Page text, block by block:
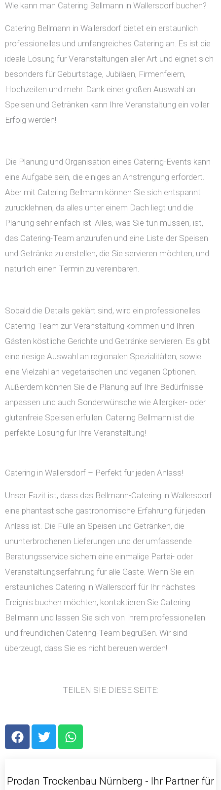
Wie kann man Catering Bellmann in Wallersdorf buchen?
Catering Bellmann in Wallersdorf bietet ein erstaunlich
professionelles und umfangreiches Catering an. Es ist die
ideale Lösung für Veranstaltungen aller Art und eignet sich
besonders für Geburtstage, Jubiläen, Firmenfeiern,
Hochzeiten und mehr. Dank einer großen Auswahl an
Speisen und Getränken kann Ihre Veranstaltung ein voller
Erfolg werden!
Die Planung und Organisation eines Catering-Events kann
eine Aufgabe sein, die einiges an Anstrengung erfordert.
Aber mit Catering Bellmann können Sie sich entspannt
zurücklehnen, da alles unter einem Dach liegt und die
Planung sehr einfach ist. Alles, was Sie tun müssen, ist,
das Catering-Team anzurufen und eine Liste der Speisen
und Getränke zu erstellen, die Sie servieren möchten, und
natürlich einen Termin zu vereinbaren.
Sobald die Details geklärt sind, wird ein professionelles
Catering-Team zur Veranstaltung kommen und Ihren
Gästen köstliche Gerichte und Getränke servieren. Es gibt
eine riesige Auswahl an regionalen Spezialitäten, sowie
eine Vielzahl an vegetarischen und veganen Optionen.
Außerdem können Sie die Planung auf Ihre Bedürfnisse
anpassen und auch Sonderwünsche wie Allergiker- oder
glutenfreie Speisen erfüllen. Catering Bellmann ist die
perfekte Lösung für Ihre Veranstaltung!
Catering in Wallersdorf – Perfekt für jeden Anlass!
Unser Fazit ist, dass das Bellmann-Catering in Wallersdorf
eine phantastische gastronomische Erfahrung für jeden
Anlass ist. Die Fülle an Speisen und Getränken, die
ununterbrochenen Lieferungen und der umfassende
Beratungsservice sichern eine einmalige Partei- oder
Veranstaltungserfahrung für alle Gäste. Wenn Sie ein
erstaunliches Catering in Wallersdorf für Ihr nächstes
Ereignis buchen möchten, kontaktieren Sie Catering
Bellmann und lassen Sie sich von Ihrem professionellen
und freundlichen Catering-Team begrüßen. Wir sind
überzeugt, dass Sie es nicht bereuen werden!
TEILEN SIE DIESE SEITE:
F
a
b
T
w
t
W
h
s
Prodan Trockenbau Nürnberg - Ihr Partner für